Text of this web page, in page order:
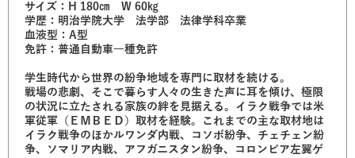
サイズ：H 180㎝ W 60㎏
学歴：明治学院大学 法学部 法律学科卒業
血液型：A型
免許：普通自動車一種免許
学生時代から世界の紛争地域を専門に取材を続ける。
戦場の悲劇、そこで暮らす人々の生きた声に耳を傾け、極限
の状況に立たされる家族の絆を見据える。イラク戦争では米
軍従軍（ＥＭＢＥＤ）取材を経験。これまでの主な取材地は
イラク戦争のほかルワンダ内戦、コソボ紛争、チェチェン紛
争、ソマリア内戦、アフガニスタン紛争、コロンビア左翼ゲ